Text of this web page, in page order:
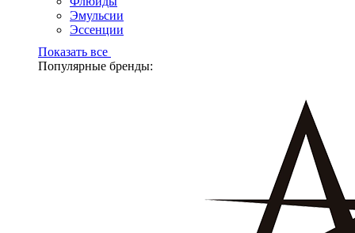
Эмульсии
Эссенции
Показать все
Популярные бренды: